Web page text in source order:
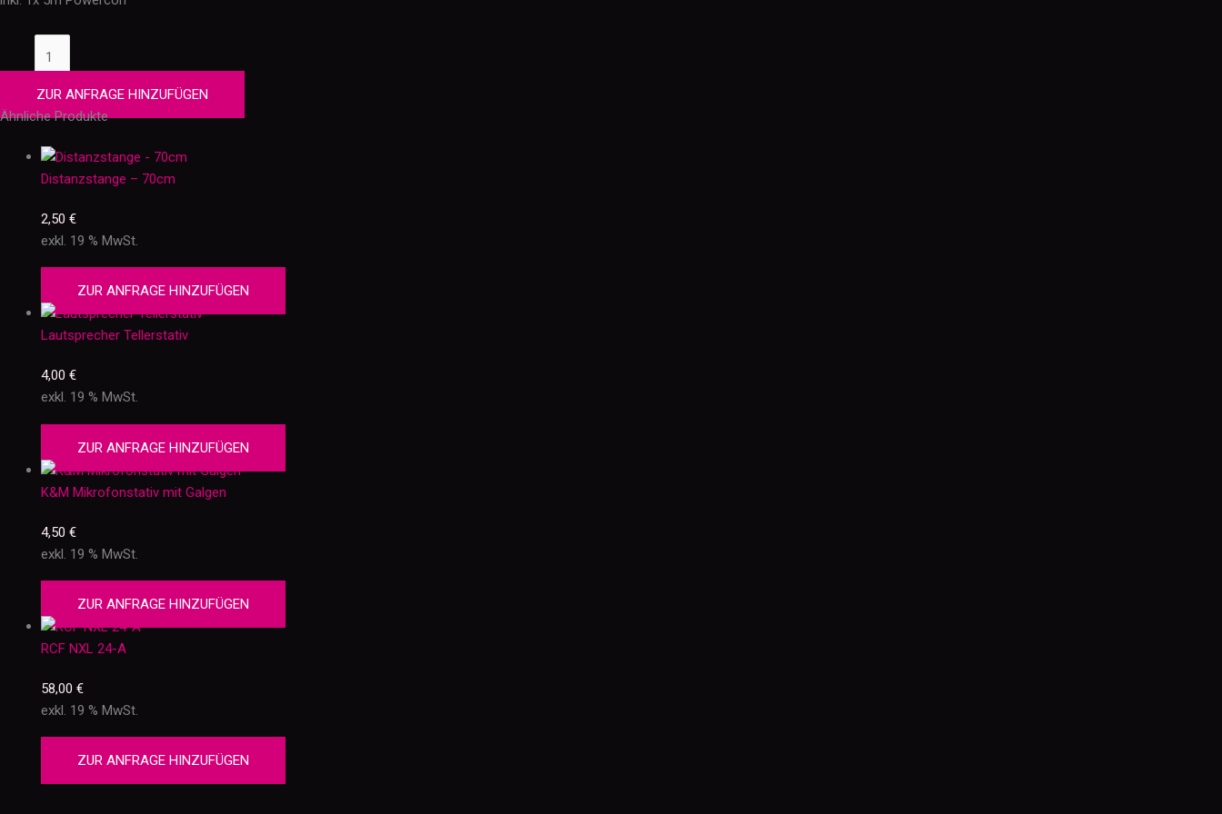
ZUR ANFRAGE HINZUFÜGEN
Ähnliche Produkte
Distanzstange – 70cm
2,50 €
exkl. 19 % MwSt.
ZUR ANFRAGE HINZUFÜGEN
Lautsprecher Tellerstativ
4,00 €
exkl. 19 % MwSt.
ZUR ANFRAGE HINZUFÜGEN
K&M Mikrofonstativ mit Galgen
4,50 €
exkl. 19 % MwSt.
ZUR ANFRAGE HINZUFÜGEN
RCF NXL 24-A
58,00 €
exkl. 19 % MwSt.
ZUR ANFRAGE HINZUFÜGEN